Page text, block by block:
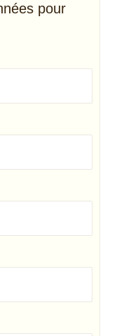
pour